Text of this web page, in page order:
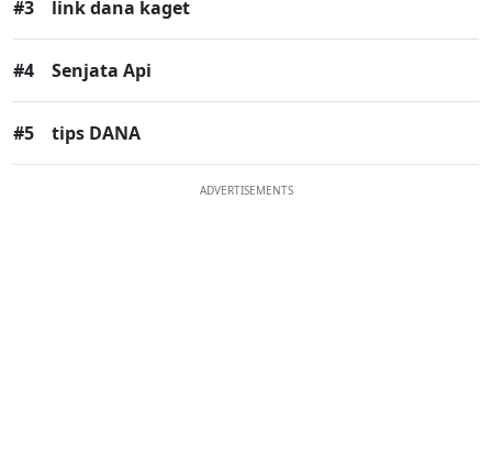
#3 link dana kaget
#4 Senjata Api
#5 tips DANA
ADVERTISEMENTS